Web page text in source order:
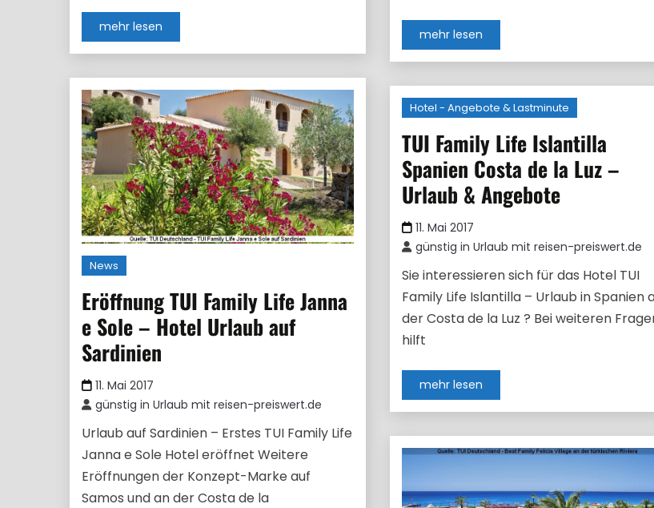
mehr lesen mehr lesen
News
Eröffnung TUI Family Life Janna
e Sole – Hotel Urlaub auf
Sardinien
11. Mai 2017
günstig in Urlaub mit reisen-preiswert.de
Urlaub auf Sardinien – Erstes TUI Family Life
Janna e Sole Hotel eröffnet Weitere
Eröffnungen der Konzept-Marke auf
Samos und an der Costa de la
Hotel - Angebote & Lastminute
TUI Family Life Islantilla
Spanien Costa de la Luz –
Urlaub & Angebote
11. Mai 2017
günstig in Urlaub mit reisen-preiswert.de
Sie interessieren sich für das Hotel TUI
Family Life Islantilla – Urlaub in Spanien
der Costa de la Luz ? Bei weiteren
hilft
mehr lesen